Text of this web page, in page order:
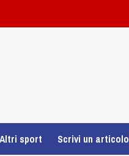
Altri sport Scrivi un articolo